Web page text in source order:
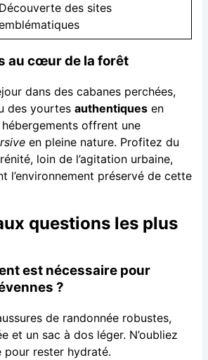
Découverte des sites
au cœur de la forêt
dans des cabanes perchées,
des yourtes authentiquesen
offrent une
en pleine nature. Profitez du
loin de l’agitation urbaine,
l’environnement préservé de cette
questions les plus
est nécessaire pour
?
de randonnée robustes,
et un sac à dos léger. N’oubliez
rester hydraté.